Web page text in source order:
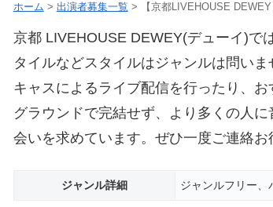
ホーム > 出演者募集一覧 > 【京都LIVEHOUSE
京都 LIVEHOUSE DEWEY(デューイ)で
タイルなどスタイルはジャンルは問い
キャスによるライブ配信を行ったり、
グラウンドで完結せず、より多くの人
会いを求めています。ぜひ一度ご連絡お
ジャンル詳細 ジャンルフリー、